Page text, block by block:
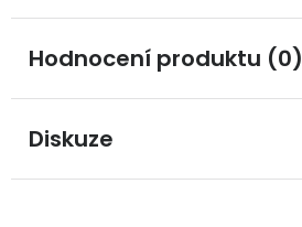
Hodnocení produktu (0)
Diskuze